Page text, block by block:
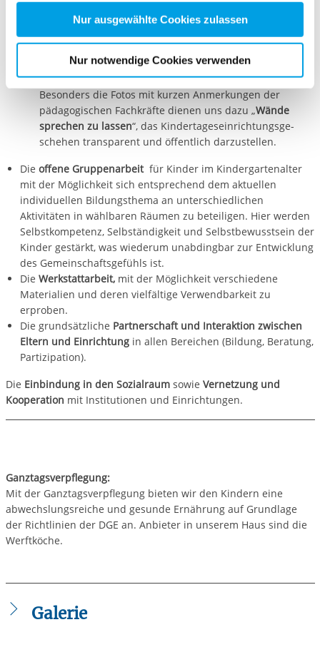
Zwecke entscheiden und Ihre erteilte Einwilligung stets
für die Zukunft widerrufen. Bitte beachten Sie: Ihre
Cookies, die erforderlich zur Bereitstellung der von Ihnen
aufgerufenen und somit gewünschten Website-
Funktionen sind. Diese Cookies setzen wir aufgrund
berechtigter Interessen und daher unabhängig von einer
Einwilligung.
Nur ausgewählte Cookies zulassen
Nur notwendige Cookies verwenden
DieProjektarbeitals Unterstützung kindlicher Lernprozesse.
Pädagogik“
Besonders die Fotos mit kurzen Anmerkungen der
pädagogischen Fachkräfte dienen uns dazu „Wände
sprechen zu lassen“, das Kindertageseinrichtungsge-
schehen transparent und öffentlich darzustellen.
Die offene Gruppenarbeitfür Kinder im Kindergartenalter
mit der Möglichkeit sich entsprechend dem aktuellen
individuellen Bildungsthema an unterschiedlichen
Aktivitäten in wählbaren Räumen zu beteiligen. Hier werden
Selbstkompetenz, Selbständigkeit und Selbstbewusstsein der
Kinder gestärkt, was wiederum unabdingbar zur Entwicklung
des Gemeinschaftsgefühls ist.
Die Werkstattarbeit,mit der Möglichkeit verschiedene
Materialien und deren vielfältige Verwendbarkeit zu
erproben.
Die grundsätzliche Partnerschaft und Interaktion zwischen
Eltern und Einrichtungin allen Bereichen (Bildung, Beratung,
Partizipation).
Die Einbindung in den Sozialraumsowie Vernetzung und
Kooperation mit Institutionen und Einrichtungen.
Ganztagsverpflegung:
Mit der Ganztagsverpflegung bieten wir den Kindern eine
abwechslungsreiche und gesunde Ernährung auf Grundlage
der Richtlinien der DGE an. Anbieter in unserem Haus sind die
Werftköche.
Galerie